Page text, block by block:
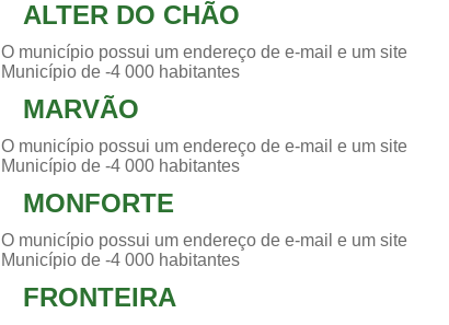
ALTER DO CHÃO
O município possui um endereço de e-mail e um site
Município de -4 000 habitantes
MARVÃO
O município possui um endereço de e-mail e um site
Município de -4 000 habitantes
MONFORTE
O município possui um endereço de e-mail e um site
Município de -4 000 habitantes
FRONTEIRA